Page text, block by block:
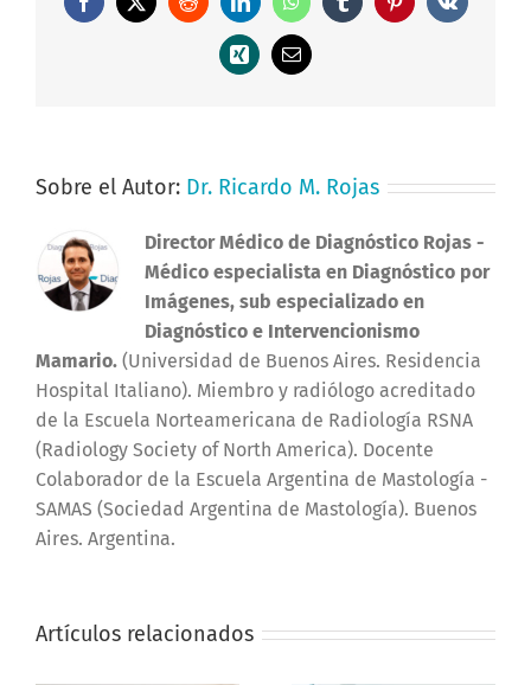
Facebook
X RedditLinkedInWhatsAppTumblrPinterestVk
Xing
Correo
Sobre el Autor: Dr. Ricardo M. Rojas
Director Médico de Diagnóstico Rojas -
Médico especialista en Diagnóstico por
Imágenes, sub especializado en
Diagnóstico e Intervencionismo
Mamario. (Universidad de Buenos Aires. Residencia
Hospital Italiano). Miembro y radiólogo acreditado
de la Escuela Norteamericana de Radiología RSNA
(Radiology Society of North America). Docente
Colaborador de la Escuela Argentina de Mastología -
SAMAS (Sociedad Argentina de Mastología). Buenos
Aires. Argentina.
Artículos relacionados